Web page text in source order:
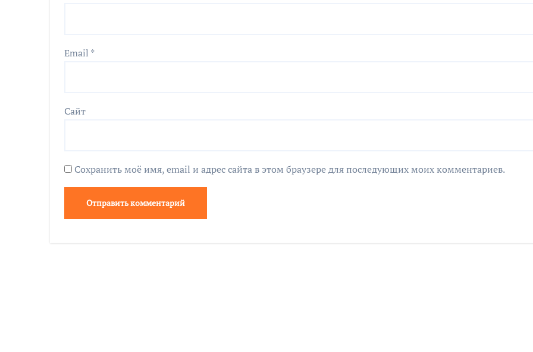
Email *
Сайт
Сохранить моё имя, email и адрес сайта в этом браузере для последующих моих комментариев.